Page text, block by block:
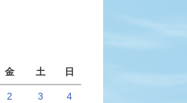
金 土 日
2 3 4